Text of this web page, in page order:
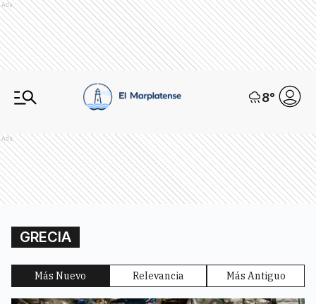
Ads
8°
Ads
GRECIA
Más Nuevo Relevancia Más Antiguo